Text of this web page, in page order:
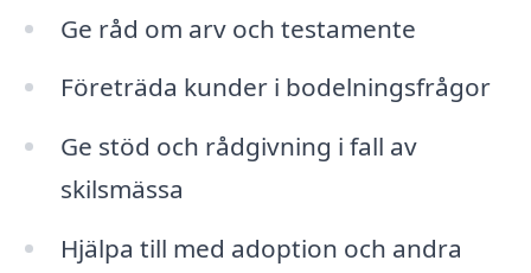
Ge råd om arv och testamente
Företräda kunder i bodelningsfrågor
Ge stöd och rådgivning i fall av
skilsmässa
Hjälpa till med adoption och andra